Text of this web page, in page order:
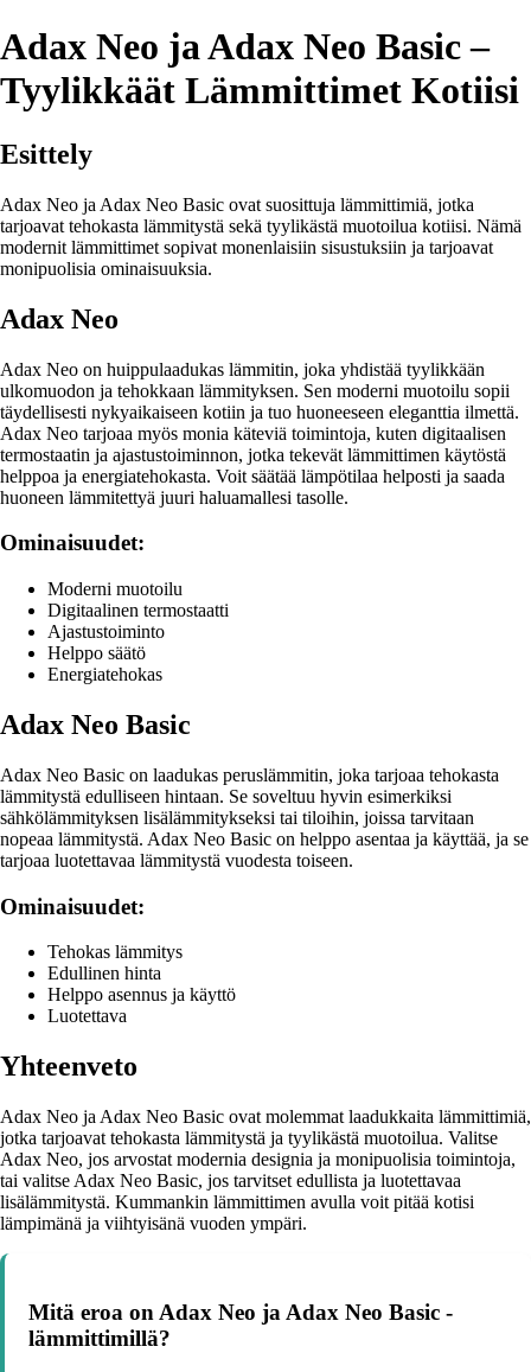
Adax Neo ja Adax Neo Basic –
Tyylikkäät Lämmittimet Kotiisi
Esittely
Adax Neo ja Adax Neo Basic ovat suosittuja lämmittimiä, jotka
tarjoavat tehokasta lämmitystä sekä tyylikästä muotoilua kotiisi. Nämä
modernit lämmittimet sopivat monenlaisiin sisustuksiin ja tarjoavat
monipuolisia ominaisuuksia.
Adax Neo
Adax Neo on huippulaadukas lämmitin, joka yhdistää tyylikkään
ulkomuodon ja tehokkaan lämmityksen. Sen moderni muotoilu sopii
täydellisesti nykyaikaiseen kotiin ja tuo huoneeseen eleganttia ilmettä.
Adax Neo tarjoaa myös monia käteviä toimintoja, kuten digitaalisen
termostaatin ja ajastustoiminnon, jotka tekevät lämmittimen käytöstä
helppoa ja energiatehokasta. Voit säätää lämpötilaa helposti ja saada
huoneen lämmitettyä juuri haluamallesi tasolle.
Ominaisuudet:
Moderni muotoilu
Digitaalinen termostaatti
Ajastustoiminto
Helppo säätö
Energiatehokas
Adax Neo Basic
Adax Neo Basic on laadukas peruslämmitin, joka tarjoaa tehokasta
lämmitystä edulliseen hintaan. Se soveltuu hyvin esimerkiksi
sähkölämmityksen lisälämmitykseksi tai tiloihin, joissa tarvitaan
nopeaa lämmitystä. Adax Neo Basic on helppo asentaa ja käyttää, ja se
tarjoaa luotettavaa lämmitystä vuodesta toiseen.
Ominaisuudet:
Tehokas lämmitys
Edullinen hinta
Helppo asennus ja käyttö
Luotettava
Yhteenveto
Adax Neo ja Adax Neo Basic ovat molemmat laadukkaita lämmittimiä,
jotka tarjoavat tehokasta lämmitystä ja tyylikästä muotoilua. Valitse
Adax Neo, jos arvostat modernia designia ja monipuolisia toimintoja,
tai valitse Adax Neo Basic, jos tarvitset edullista ja luotettavaa
lisälämmitystä. Kummankin lämmittimen avulla voit pitää kotisi
lämpimänä ja viihtyisänä vuoden ympäri.
Mitä eroa on Adax Neo ja Adax Neo Basic -
lämmittimillä?